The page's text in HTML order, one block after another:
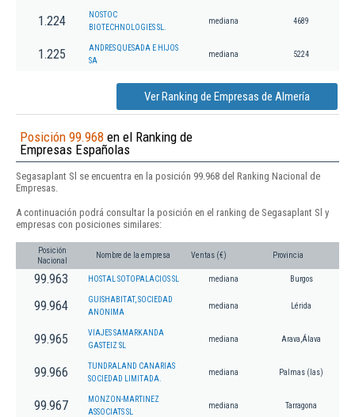
1.224
NOSTOC
BIOTECHNOLOGIES SL.
mediana 4689
1.225
ANDRES QUESADA E HIJOS
SA
mediana 5224
Ver Ranking de Empresas de Almería
Posición 99.968 en el Ranking de
Empresas Españolas
Segasaplant Sl se encuentra en la posición 99.968 del Ranking Nacional de
Empresas.
A continuación podrá consultar la posición en el ranking de Segasaplant Sl y
empresas con posiciones similares:
Posición
Nacional
Nombre de la empresa Ventas (€) Provincia
99.963 HOSTAL SOTOPALACIOS SL mediana Burgos
99.964
GUISHABITAT, SOCIEDAD
ANONIMA
mediana Lérida
99.965
VIAJES SAMARKANDA
GASTEIZ SL
mediana Arava,Álava
99.966
TUNDRALAND CANARIAS
SOCIEDAD LIMITADA.
mediana Palmas (las)
99.967
MONZON-MARTINEZ
ASSOCIATS SL
mediana Tarragona